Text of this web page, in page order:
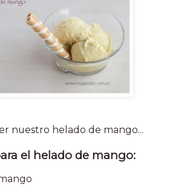
nuestro helado de mango...
el helado de mango: